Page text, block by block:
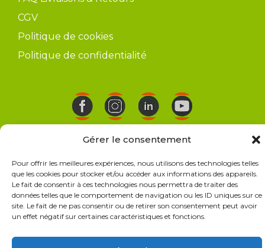
Gérer le consentement
Pour offrir les meilleures expériences, nous utilisons des technologies telles
que les cookies pour stocker et/ou accéder aux informations des appareils.
Le fait de consentir à ces technologies nous permettra de traiter des
données telles que le comportement de navigation ou les ID uniques sur ce
site. Le fait de ne pas consentir ou de retirer son consentement peut avoir
un effet négatif sur certaines caractéristiques et fonctions.
CGV
Politique de cookies
Politique de confidentialité
avecGeneratePress